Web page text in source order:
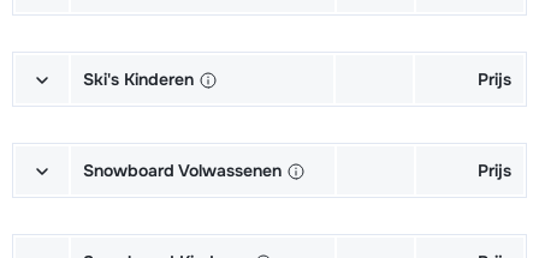
Schoenen + Stokken (6/7 dagen)
van week
Stokken (6/7 dagen)
van week
(6/7 dagen)
van week
Ski's Kinderen Prijs
Schoenen + Stokken (6/7 dagen)
van week
Snowboard Volwassenen Prijs